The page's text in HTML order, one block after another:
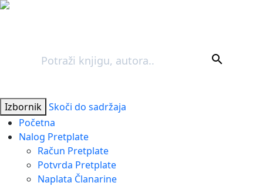
search
Izbornik Skoči do sadržaja
Početna
Nalog Pretplate
Račun Pretplate
Potvrda Pretplate
Naplata Članarine